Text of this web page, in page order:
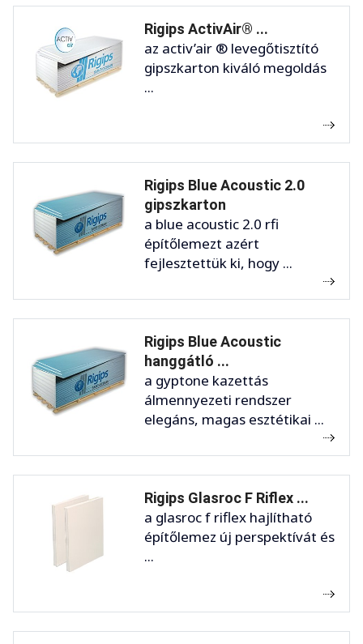
Rigips ActivAir® ...
az activ’air ® levegőtisztító
gipszkarton kiváló megoldás
...
Rigips Blue Acoustic 2.0
gipszkarton
a blue acoustic 2.0 rfi
építőlemezt azért
fejlesztettük ki, hogy ...
Rigips Blue Acoustic
hanggátló ...
a gyptone kazettás
álmennyezeti rendszer
elegáns, magas esztétikai ...
Rigips Glasroc F Riflex ...
a glasroc f riflex hajlítható
építőlemez új perspektívát és
...